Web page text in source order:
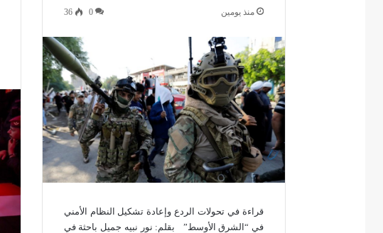
منذ يومين 0
36
قراءة في تحولات الردع وإعادة تشكيل النظام الأمني
في “الشرق الأوسط” بقلم: نور نبيه جميل باحثة في